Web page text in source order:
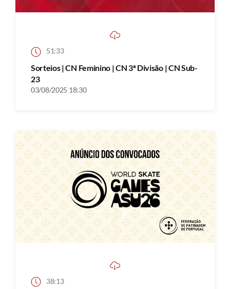
51:33
Sorteios | CN Feminino | CN 3ª Divisão | CN Sub-
23
03/08/2025 18:30
38:13